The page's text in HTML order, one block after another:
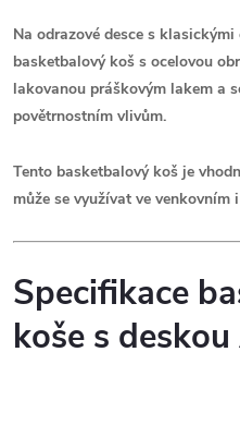
Na odrazové desce s
basketbalový koš s ocelovou
lakovanou práškovým lakem a
povětrnostním vlivům.
Tento basketbalový koš je
může se využívat ve
Specifikace
koše s